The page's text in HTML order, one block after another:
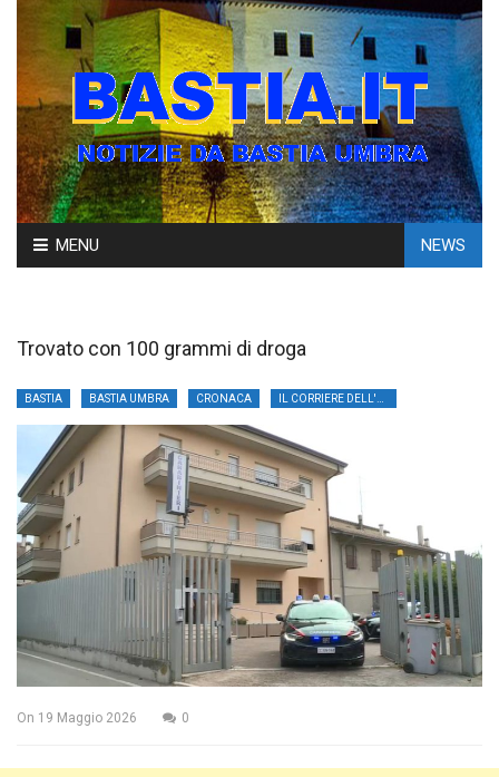
Skip
to
MENU NEWS
Trovato con 100 grammi di droga
BASTIA BASTIA UMBRA CRONACA
On 19 Maggio 2026 0